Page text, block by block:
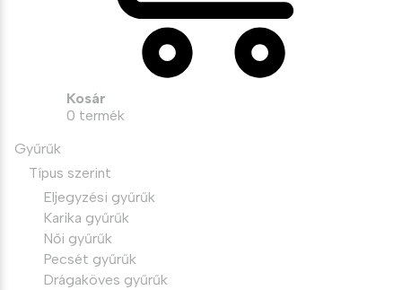
Kosár
0 termék
Gyűrűk
Típus szerint
Eljegyzési gyűrűk
Karika gyűrűk
Női gyűrűk
Pecsét gyűrűk
Drágaköves gyűrűk